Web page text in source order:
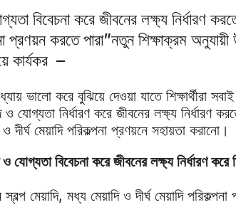
বিবেচনা করে জীবনের লক্ষ্য নির্ধারণ
প্রণয়ন করতে পারা”নতুন শিক্ষাক্রম
কার্যকর –
ভালো করে বুঝিয়ে দেওয়া যাতে শিক্ষার্থীরা
ও যোগ্যতা নির্ধারণ করে জীবনের লক্ষ্য নির্ধারণ
দীর্ঘ মেয়াদি পরিকল্পনা প্রণয়নে সহায়তা করানো।
যোগ্যতা বিবেচনা করে জীবনের লক্ষ্য নির্ধারণ করে
মেয়াদি, মধ্য মেয়াদি ও দীর্ঘ মেয়াদি